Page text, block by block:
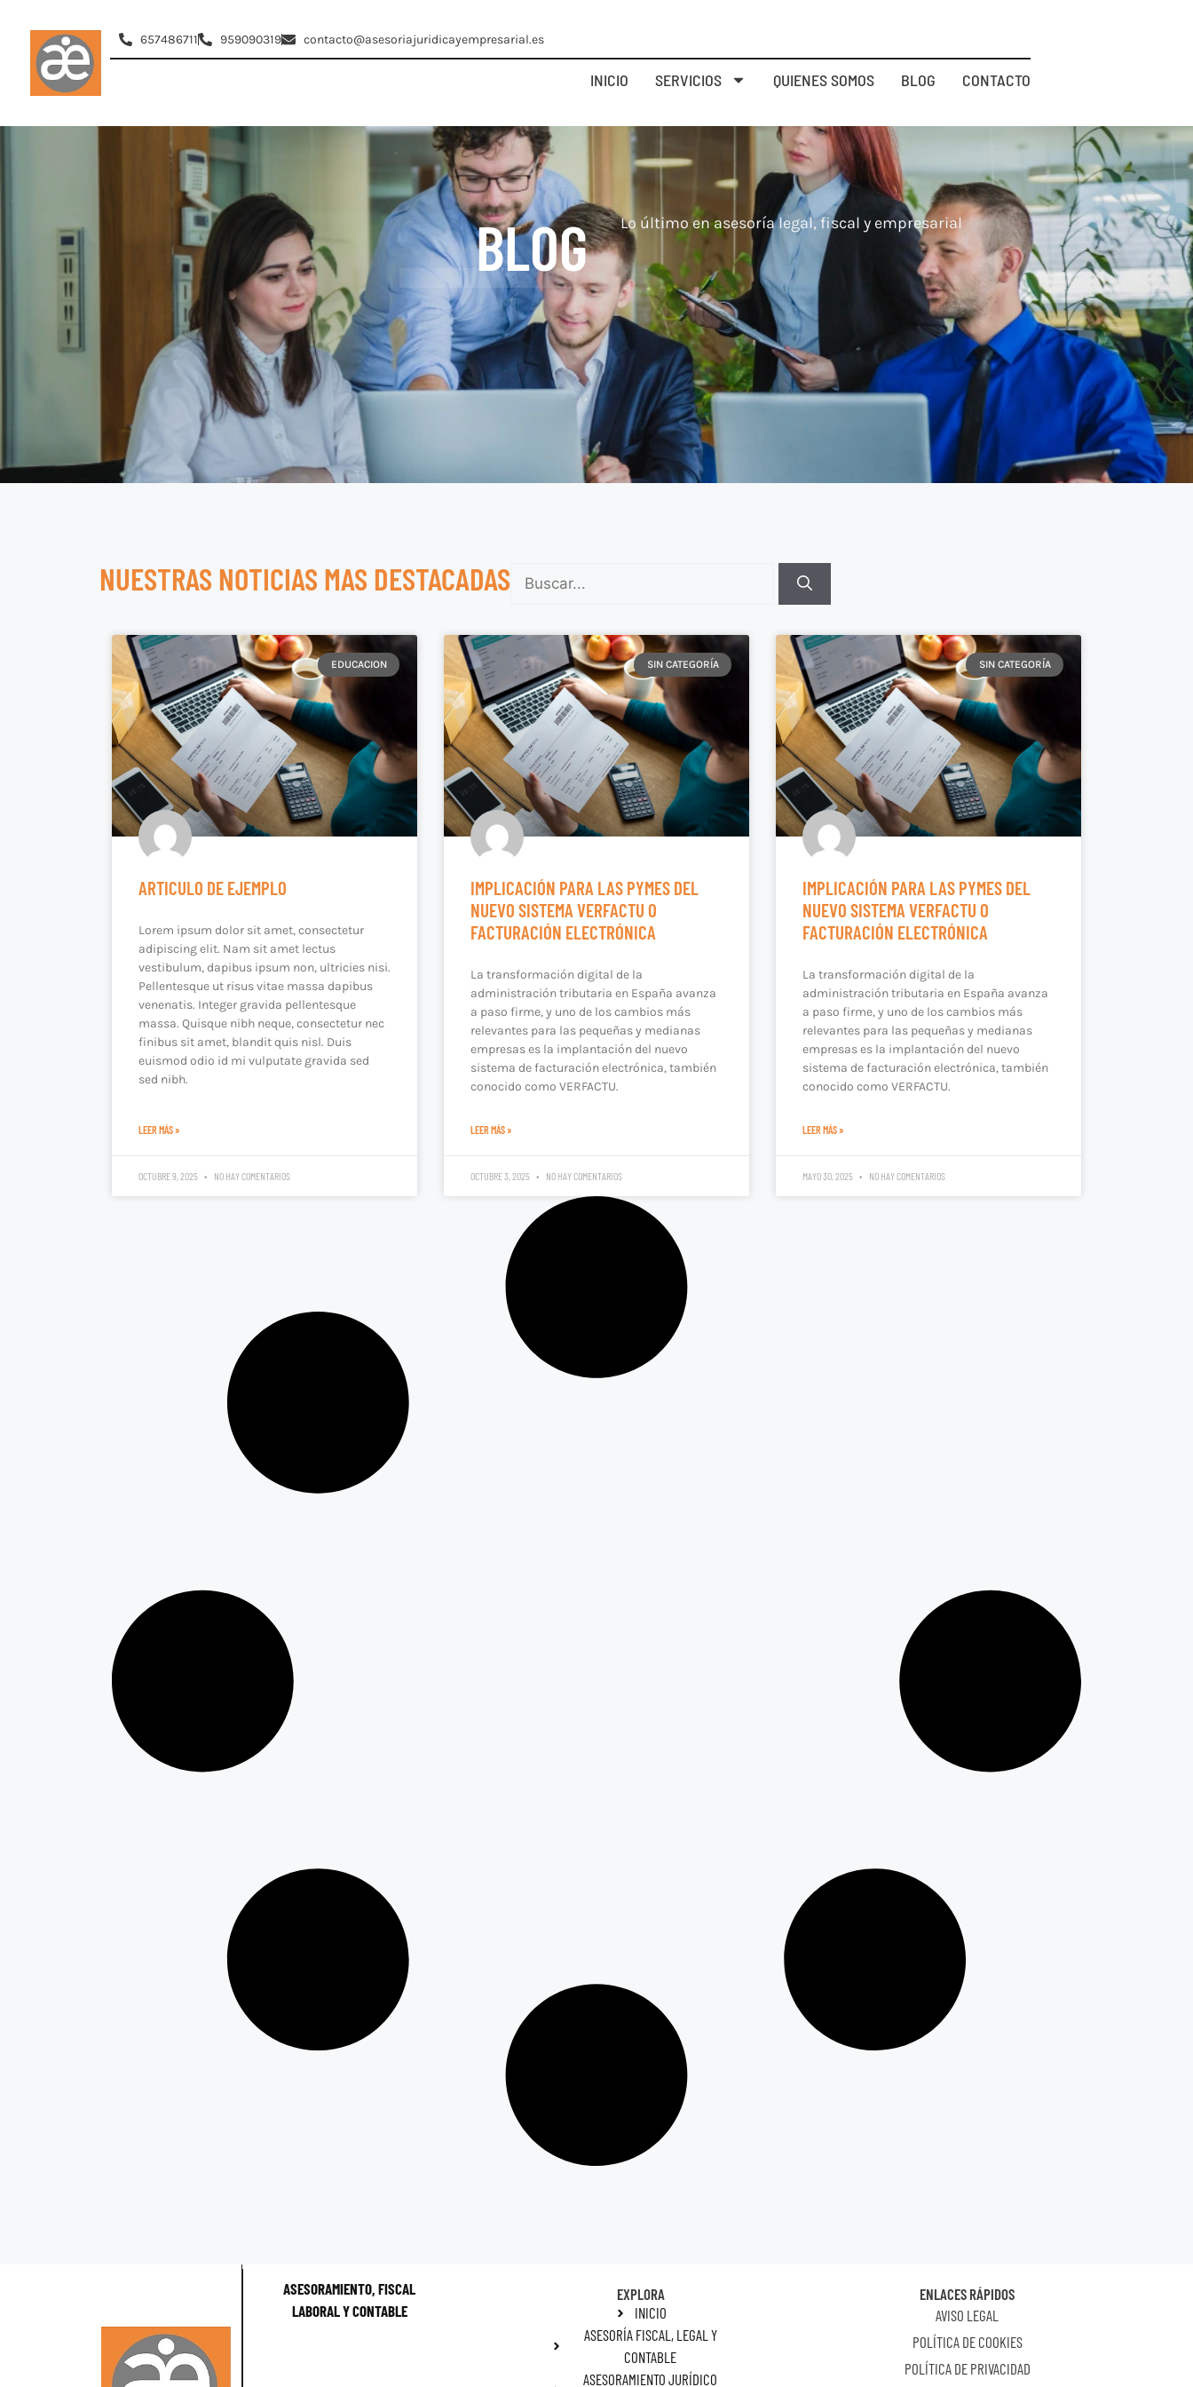
657486711 959090319 contacto@asesoriajuridicayempresarial.es
INICIO SERVICIOS QUIENES SOMOS BLOG CONTACTO
BLOG Lo último en asesoría legal, fiscal y empresarial
NUESTRAS NOTICIAS MAS DESTACADAS
EDUCACION
ARTICULO DE EJEMPLO
Lorem ipsum dolor sit amet, consectetur
adipiscing elit. Nam sit amet lectus
vestibulum, dapibus ipsum non, ultricies nisi.
Pellentesque ut risus vitae massa dapibus
venenatis. Integer gravida pellentesque
massa. Quisque nibh neque, consectetur nec
finibus sit amet, blandit quis nisl. Duis
euismod odio id mi vulputate gravida sed
sed nibh.
LEER MÁS »
OCTUBRE 9, 2025 NO HAY COMENTARIOS
SIN CATEGORÍA
IMPLICACIÓN PARA LAS PYMES DEL
NUEVO SISTEMA VERFACTU O
FACTURACIÓN ELECTRÓNICA
La transformación digital de la
administración tributaria en España avanza
a paso firme, y uno de los cambios más
relevantes para las pequeñas y medianas
empresas es la implantación del nuevo
sistema de facturación electrónica, también
conocido como VERFACTU.
LEER MÁS »
OCTUBRE 3, 2025 NO HAY COMENTARIOS
SIN CATEGORÍA
IMPLICACIÓN PARA LAS PYMES DEL
NUEVO SISTEMA VERFACTU O
FACTURACIÓN ELECTRÓNICA
La transformación digital de la
administración tributaria en España avanza
a paso firme, y uno de los cambios más
relevantes para las pequeñas y medianas
empresas es la implantación del nuevo
sistema de facturación electrónica, también
conocido como VERFACTU.
LEER MÁS »
MAYO 30, 2025 NO HAY COMENTARIOS
ASESORAMIENTO, FISCAL
LABORAL Y CONTABLE
EXPLORA
INICIO
ASESORÍA FISCAL, LEGAL Y
CONTABLE
ASESORAMIENTO JURÍDICO
ENLACES RÁPIDOS
AVISO LEGAL
POLÍTICA DE COOKIES
POLÍTICA DE PRIVACIDAD